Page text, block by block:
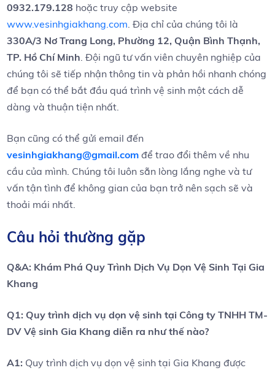
0932.179.128 ​hoặc truy cập website​
www.vesinhgiakhang.com .‍ Địa chỉ⁣ của chúng⁤ tôi là ‌
330A/3 Nơ Trang Long, Phường 12, Quận ​Bình Thạnh,
TP. Hồ Chí Minh .‍ Đội ⁤ngũ tư vấn viên chuyên nghiệp của‍
chúng tôi sẽ tiếp nhận thông tin và phản hồi nhanh chóng
để bạn có thể bắt đầu quá ​trình vệ sinh một cách dễ
dàng ⁣và thuận tiện⁢ nhất.
Bạn cũng có thể gửi⁣ email đến
vesinhgiakhang@gmail.com để trao đổi‌ thêm về nhu
cầu của mình. ‌Chúng tôi luôn sẵn lòng lắng nghe ​và⁤ tư
vấn tận tình để không gian của bạn trở nên sạch ​sẽ ⁤và
thoải mái ⁤nhất.
Câu hỏi thường‌ gặp
Q&A: Khám‍ Phá​ Quy‌ Trình Dịch Vụ Dọn Vệ Sinh Tại⁣ Gia‍
Khang
Q1: Quy ‌trình dịch vụ dọn vệ sinh tại Công ty TNHH TM-
DV Vệ sinh Gia​ Khang diễn ra như​ thế nào?
A1: Quy trình dịch ​vụ ​dọn vệ sinh tại⁣ Gia Khang được